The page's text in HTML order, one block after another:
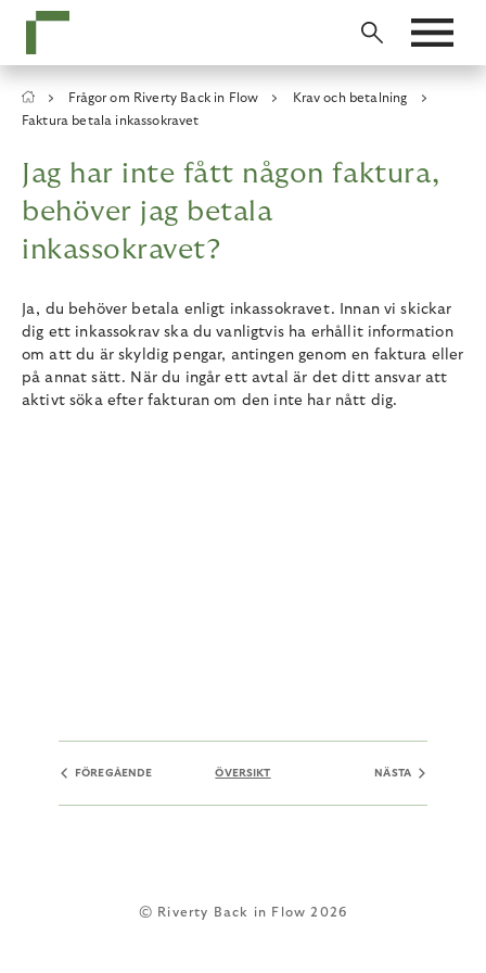
main
Breadcrumb
Frågor om Riverty Back in Flow
Krav och betalning
Faktura betala inkassokravet
Jag har inte fått någon faktura,
behöver jag betala
inkassokravet?
Ja, du behöver betala enligt inkassokravet. Innan vi skickar
dig ett inkassokrav ska du vanligtvis ha erhållit information
om att du är skyldig pengar, antingen genom en faktura eller
på annat sätt. När du ingår ett avtal är det ditt ansvar att
aktivt söka efter fakturan om den inte har nått dig.
FÖREGÅENDE ÖVERSIKT NÄSTA
© Riverty Back in Flow 2026